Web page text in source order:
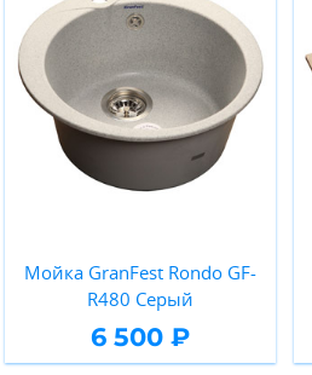
Мойка GranFest Rondo GF-
R480 Серый
6 500 ₽